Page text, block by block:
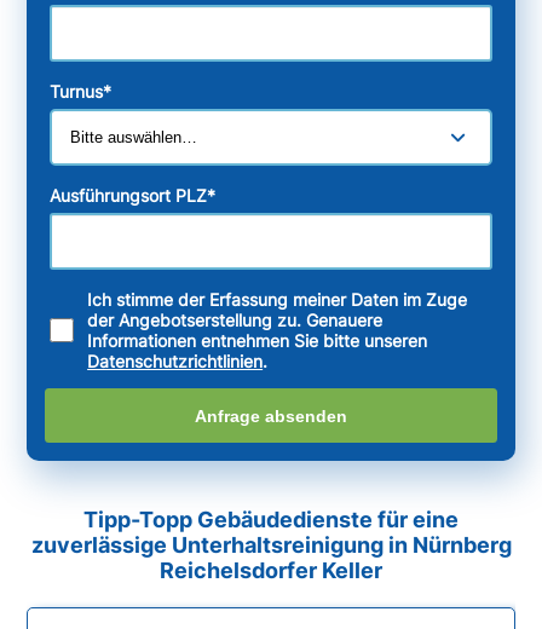
Turnus*
Ausführungsort PLZ*
Ich stimme der Erfassung meiner Daten im Zuge
der Angebotserstellung zu. Genauere
Informationen entnehmen Sie bitte unseren
Datenschutzrichtlinien.
Anfrage absenden
Tipp-Topp Gebäudedienste für eine
zuverlässige Unterhaltsreinigung in Nürnberg
Reichelsdorfer Keller